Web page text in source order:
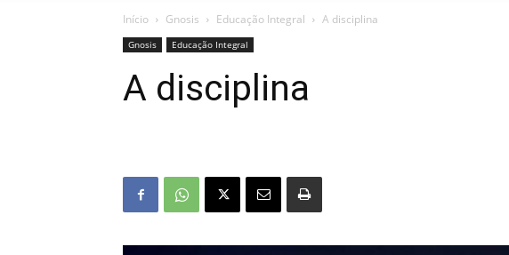
Início Gnosis Educação Integral A disciplina
Gnosis Educação Integral
A disciplina